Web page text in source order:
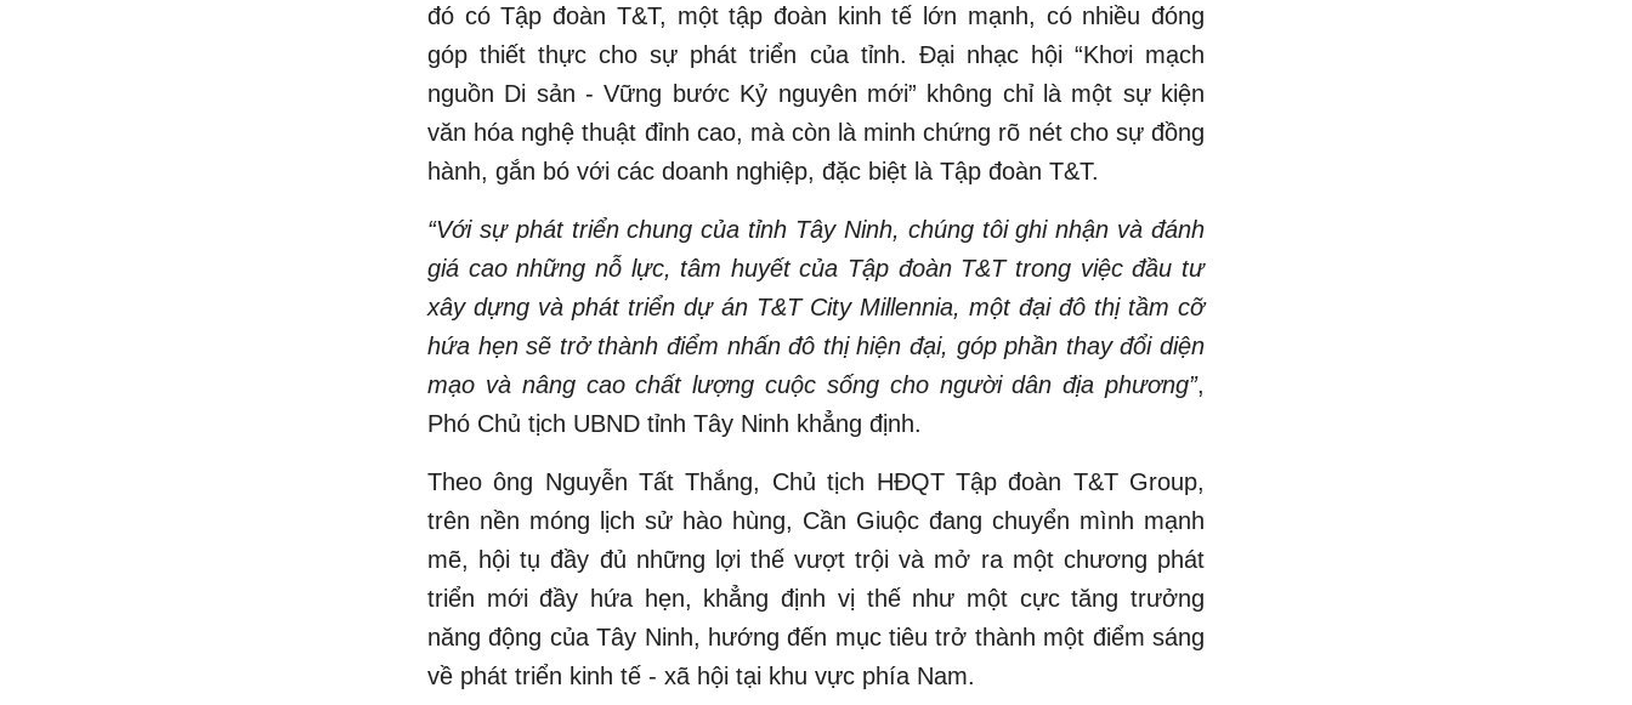
đó có Tập đoàn T&T, một tập đoàn kinh tế lớn mạnh, có nhiều đóng
góp thiết thực cho sự phát triển của tỉnh. Đại nhạc hội “Khơi mạch
nguồn Di sản - Vững bước Kỷ nguyên mới” không chỉ là một sự kiện
văn hóa nghệ thuật đỉnh cao, mà còn là minh chứng rõ nét cho sự đồng
hành, gắn bó với các doanh nghiệp, đặc biệt là Tập đoàn T&T.
“Với sự phát triển chung của tỉnh Tây Ninh, chúng tôi ghi nhận và đánh
giá cao những nỗ lực, tâm huyết của Tập đoàn T&T trong việc đầu tư
xây dựng và phát triển dự án T&T City Millennia, một đại đô thị tầm cỡ
hứa hẹn sẽ trở thành điểm nhấn đô thị hiện đại, góp phần thay đổi diện
mạo và nâng cao chất lượng cuộc sống cho người dân địa phương”,
Phó Chủ tịch UBND tỉnh Tây Ninh khẳng định.
Theo ông Nguyễn Tất Thắng, Chủ tịch HĐQT Tập đoàn T&T Group,
trên nền móng lịch sử hào hùng, Cần Giuộc đang chuyển mình mạnh
mẽ, hội tụ đầy đủ những lợi thế vượt trội và mở ra một chương phát
triển mới đầy hứa hẹn, khẳng định vị thế như một cực tăng trưởng
năng động của Tây Ninh, hướng đến mục tiêu trở thành một điểm sáng
về phát triển kinh tế - xã hội tại khu vực phía Nam.